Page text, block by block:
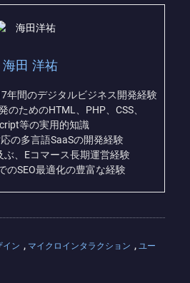
海田 洋祐
年間のデジタルビジネス開発経験
のためのHTML、PHP、CSS、
等の実用的知識
の多言語SaaSの開発経験
ぶ、Eコマース長期運営経験
のSEO最適化の豊富な経験
イン , マイクロインタラクション , ユー